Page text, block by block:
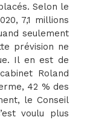
Selon le
7,1 millions
seulement
prévision ne
Il en est de
Roland
42 % des
le Conseil
voulu plus